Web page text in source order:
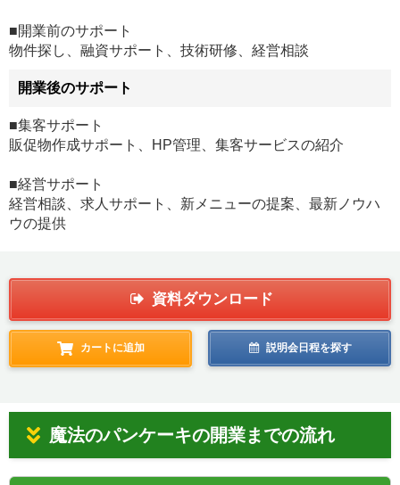
■開業前のサポート
物件探し、融資サポート、技術研修、経営相談
開業後のサポート
■集客サポート
販促物作成サポート、HP管理、集客サービスの紹介
■経営サポート
経営相談、求人サポート、新メニューの提案、最新ノウハ
ウの提供
資料ダウンロード
カートに追加 説明会日程を探す
魔法のパンケーキの開業までの流れ